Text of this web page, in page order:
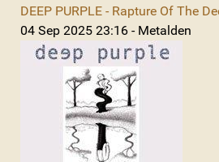
DEEP PURPLE - Rapture Of The
04 Sep 2025 23:16 - Metalden